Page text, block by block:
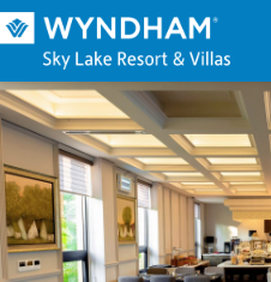
Skip to content